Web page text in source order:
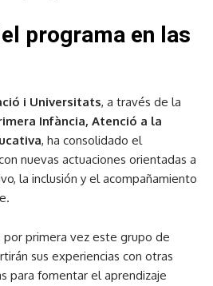
programa en las
i Universitats, a través de la
Infància, Atenció a la
, ha consolidado el
nuevas actuaciones orientadas a
la inclusión y el acompañamiento
por primera vez este grupo de
sus experiencias con otras
para fomentar el aprendizaje